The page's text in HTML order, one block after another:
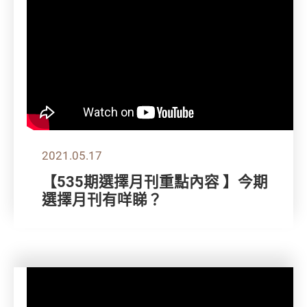
2021.05.17
【535期選擇月刊重點內容 】今期
選擇月刊有咩睇？